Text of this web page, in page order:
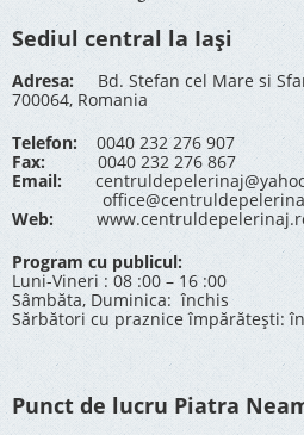
Sediul central la Iași
Adresa: Bd. Stefan cel Mare si
700064, Romania
Telefon: 0040 232 276 907
Fax: 0040 232 276 867
Email:
Web:
Program cu publicul:
Luni-Vineri : 08 :00 – 16 :00
Sâmbăta, Duminica: închis
Sărbători cu praznice împărătești:
Punct de lucru Piatra